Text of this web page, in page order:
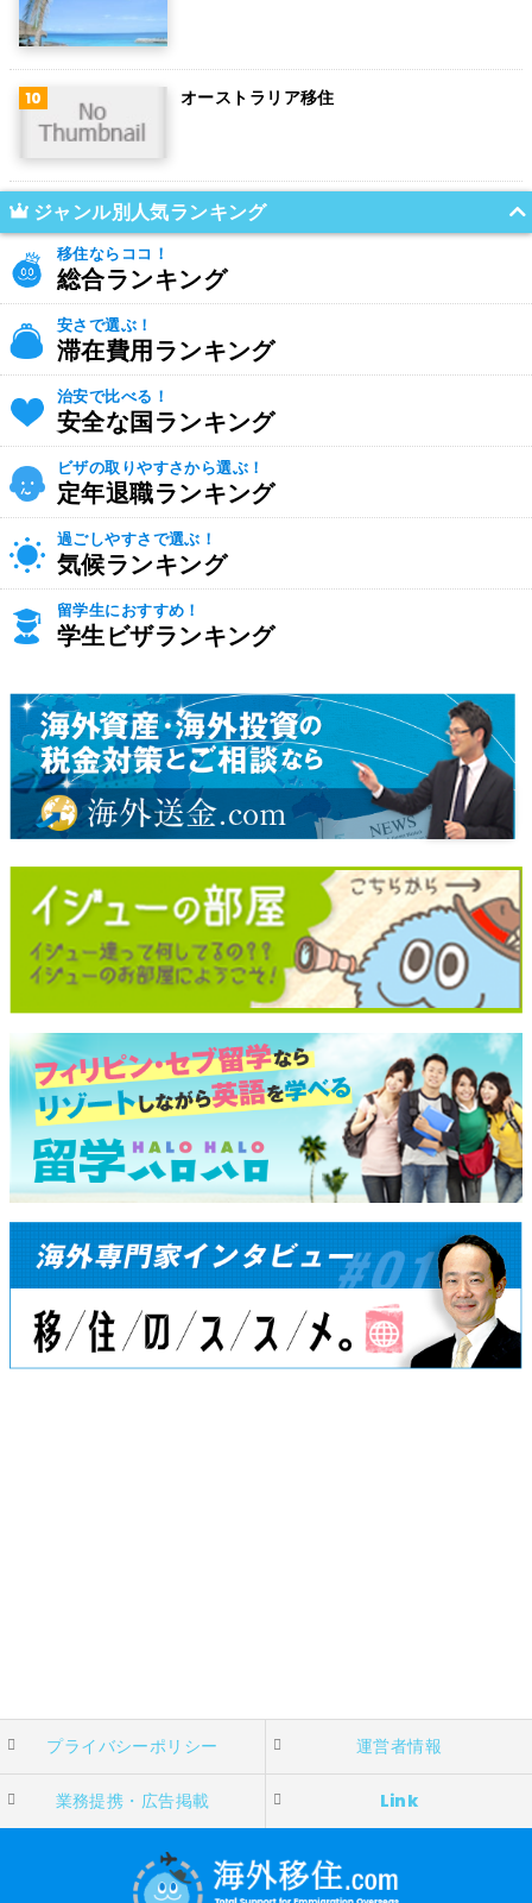
オーストラリア移住
ジャンル別人気ランキング
移住ならココ！
総合ランキング
安さで選ぶ！
滞在費用ランキング
治安で比べる！
安全な国ランキング
ビザの取りやすさから選ぶ！
定年退職ランキング
過ごしやすさで選ぶ！
気候ランキング
留学生におすすめ！
学生ビザランキング
プライバシーポリシー 運営者情報
業務提携・広告掲載 Link